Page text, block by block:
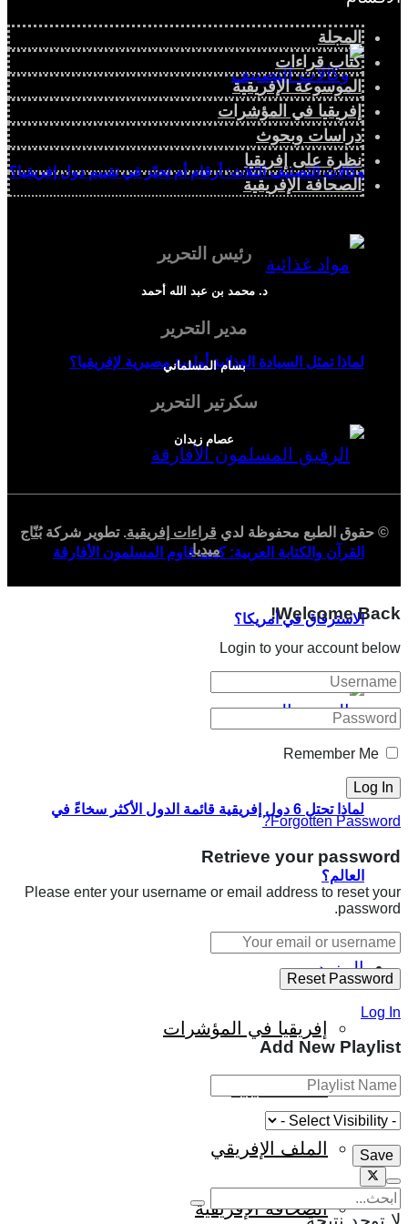
وكالات التصنيف الثلاث: أرقام أم تحيّز في تقييم دول إفريقيا؟
لماذا تمثل السيادة الغذائية أولوية مصيرية لإفريقيا؟
القرآن والكتابة العربية: كيف قاوم المسلمون الأفارقة
الاسترقاق في أمريكا؟
لماذا تحتل 6 دول إفريقية قائمة الدول الأكثر سخاءً في
العالم؟
المزيد
إفريقيا في المؤشرات
الحالة الدينية
الملف الإفريقي
الصحافة الإفريقية
المجلة
كتاب قراءات
الموسوعة الإفريقية
إفريقيا في المؤشرات
دراسات وبحوث
نظرة على إفريقيا
الصحافة الإفريقية
رئيس التحرير
د. محمد بن عبد الله أحمد
مدير التحرير
بسام المسلماني
سكرتير التحرير
عصام زيدان
© حقوق الطبع محفوظة لدي قراءات إفريقية. تطوير شركةبُنّاج
ميديا.
Welcome Back!
Login to your account below
Remember Me
Forgotten Password?
Retrieve your password
Please enter your username or email address to reset your
password.
Log In
Add New Playlist